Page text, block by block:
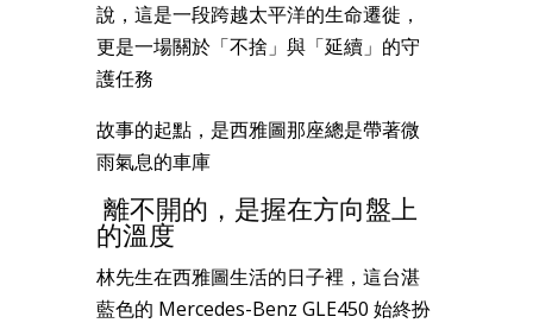
說，這是一段跨越太平洋的生命遷徙，
更是一場關於「不捨」與「延續」的守
護任務
故事的起點，是西雅圖那座總是帶著微
雨氣息的車庫
離不開的，是握在方向盤上
的溫度
林先生在西雅圖生活的日子裡，這台湛
藍色的 Mercedes-Benz GLE450 始終扮